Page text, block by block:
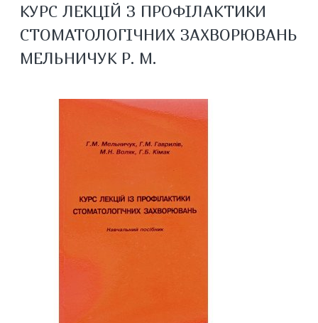
КУРС ЛЕКЦІЙ З ПРОФІЛАКТИКИ
СТОМАТОЛОГІЧНИХ ЗАХВОРЮВАНЬ
МЕЛЬНИЧУК Р. М.